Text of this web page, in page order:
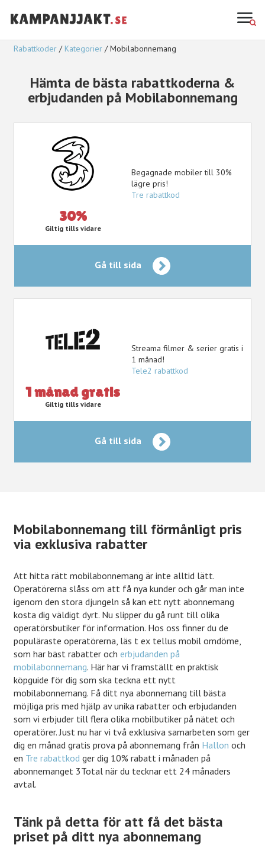
Rabattkoder Kategorier Mobilabonnemang
Hämta de bästa rabattkoderna &
erbjudanden på Mobilabonnemang
30%
Giltig tills vidare
Begagnade mobiler till 30%
lägre pris!
Tre rabattkod
Gå till sida
1 månad gratis
Giltig tills vidare
Streama filmer & serier gratis i
1 månad!
Tele2 rabattkod
Gå till sida
Mobilabonnemang till förmånligt pris
via exklusiva rabatter
Att hitta rätt mobilabonnemang är inte alltid lätt.
Operatörerna slåss om att få nya kunder och går man inte
igenom den stora djungeln så kan ett nytt abonnemang
kosta dig väldigt dyrt. Nu slipper du gå runt till olika
operatörsbutiker för information. Hos oss finner du de
populäraste operatörerna, läs t ex tellus mobil omdöme,
som har bäst rabatter ocherbjudanden på
mobilabonnemang. Här har vi framställt en praktisk
köpguide för dig som ska teckna ett nytt
mobilabonnemang. Få ditt nya abonnemang till bästa
möjliga pris med hjälp av unika rabatter och erbjudanden
som vi erbjuder till flera olika mobilbutiker på nätet och
operatörer. Just nu har vi två exklusiva samarbeten som ger
dig en månad gratis prova på abonnemang från Hallon och
en Tre rabattkod ger dig 10% rabatt i månaden på
abonnemanget 3Total när du tecknar ett 24 månaders
avtal.
Tänk på detta för att få det bästa
priset på ditt nya abonnemang